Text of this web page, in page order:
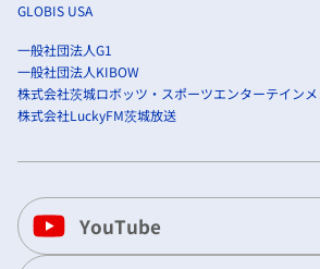
GLOBIS USA
一般社団法人G1
一般社団法人KIBOW
株式会社茨城ロボッツ・スポーツエンターテインメ
株式会社LuckyFM茨城放送
YouTube